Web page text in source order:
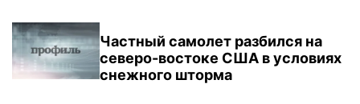
Частный самолет разбился на
северо-востоке США в условиях
снежного шторма